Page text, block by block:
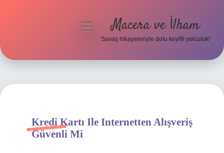
menüyüMacera ve İlham
Savaş hikayeleriyle dolu keyifli yolculuk!
Kredi Kartı Ile Internetten Alışveriş
Güvenli Mi